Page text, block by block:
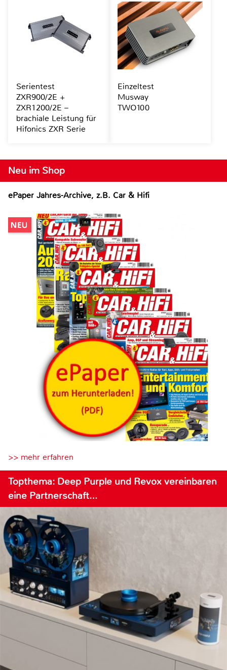
Neu im Shop
ePaper Jahres-Archive, z.B. Car & Hifi
>> mehr erfahren
Topthema: Deep Purple und Revox vereinbaren
eine Partnerschaft…
Serientest
ZXR900/2E +
ZXR1200/2E –
brachiale Leistung für
Hifonics ZXR Serie
Einzeltest
Musway
TWO100